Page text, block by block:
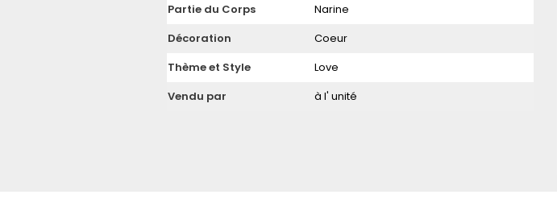
Partie du Corps
Narine
Décoration
Coeur
Thème et Style
Love
Vendu par
à l' unité